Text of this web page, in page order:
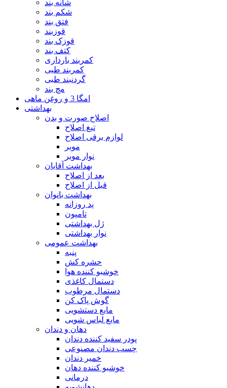
شانه بند
شکم بند
فتق بند
قوزبند
قوزک بند
کتف بند
کمربند بارداری
کمربند طبی
گردنبند طبی
مچ بند
امگا 3 و روغن ماهی
بهداشتی
اصلاح صورت و بدن
تیغ اصلاح
لوازم برقی اصلاح
موبر
نوار موبر
بهداشت آقایان
بعد از اصلاح
قبل از اصلاح
بهداشت بانوان
پد روزانه
تامپون
ژل بهداشتی
نوار بهداشتی
بهداشت عمومی
پنبه
حشره کش
خوشبو کننده هوا
دستمال کاغذی
دستمال مرطوب
گوش پاک کن
مایع دستشویی
مایع لباس شویی
دهان و دندان
پودر سفید کننده دندان
چسب دندان مصنوعی
خمیر دندان
خوشبو کننده دهان
درمانی